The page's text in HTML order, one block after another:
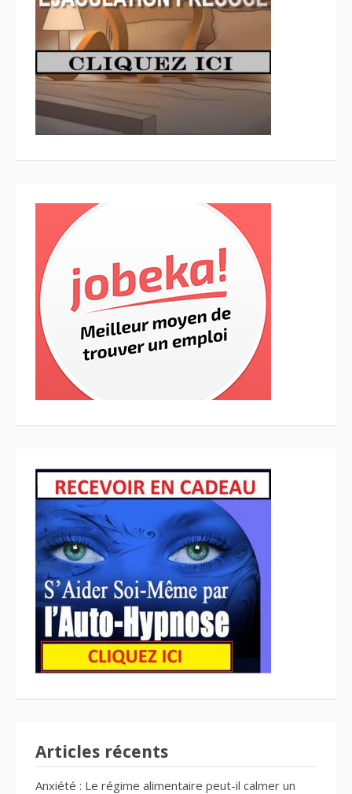
Articles récents
Anxiété : Le régime alimentaire peut-il calmer un